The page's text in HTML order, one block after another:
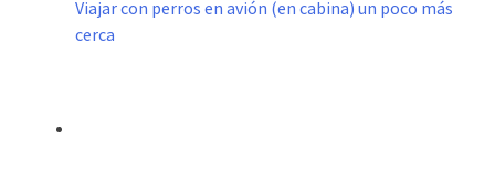
Viajar con perros en avión (en cabina) un poco más
cerca